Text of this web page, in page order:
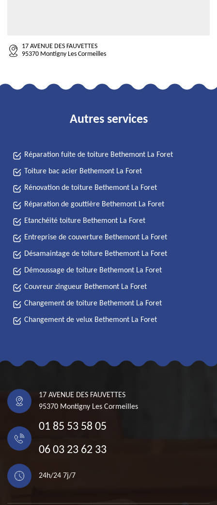
17 AVENUE DES FAUVETTES
95370 Montigny Les Cormeilles
Autres services
Réparation fuite de toiture Bethemont La Foret
Toiture bac acier Bethemont La Foret
Rénovation de toiture Bethemont La Foret
Réparation de gouttière Bethemont La Foret
Etanchéité toiture Bethemont La Foret
Entreprise de couverture Bethemont La Foret
Désamaintage de toiture Bethemont La Foret
Démoussage de toiture Bethemont La Foret
Couvreur zingueur Bethemont La Foret
Changement de toiture Bethemont La Foret
Changement de velux Bethemont La Foret
17 AVENUE DES FAUVETTES
95370 Montigny Les Cormeilles
01 85 53 58 05
06 03 23 62 33
24h/24 7j/7